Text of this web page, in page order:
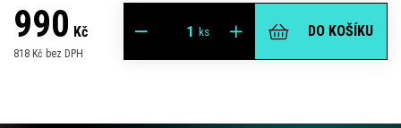
990 Kč
818 Kč bez DPH
ks DO KOŠÍKU